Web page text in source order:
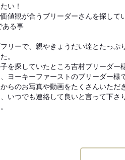
い！
値観が合うブリーダーさんを探して
る事
リーで、親やきょうだい達とたっぷ
。
を探していたところ吉村ブリーダー
ヨーキーファーストのブリーダー
らのお写真や動画をたくさんいただ
いつでも連絡して良いと言って下さ